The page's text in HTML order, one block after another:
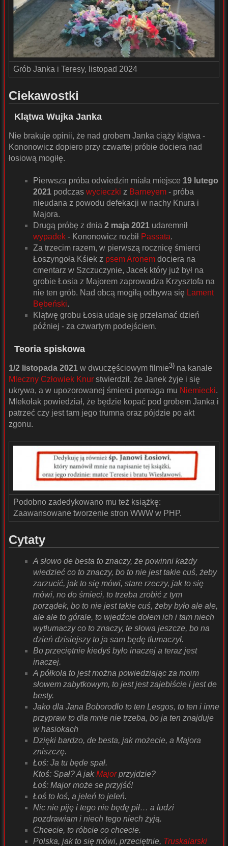
Grób Janka i Teresy, listopad 2024
Ciekawostki
Klątwa Wujka Janka
Nie brakuje opinii, że nad grobem Janka ciąży klątwa -
Kononowicz dopiero przy czwartej próbie dociera nad
łosiową mogiłę.
Pierwsza próba odwiedzin miała miejsce 19 lutego
2021 podczas wycieczki z Barneyem - próba
nieudana z powodu defekacji w nachy Knura i
Majora.
Drugą próbę z dnia 2 maja 2021 udaremnił
wypadek - Kononowicz rozbił Passata.
Za trzecim razem, w pierwszą rocznicę śmierci
Łoszyngoła Kśiek z psem Aronem dociera na
cmentarz w Szczuczynie, Jacek który już był na
grobie Łosia z Majorem zaprowadza Krzysztofa na
nie ten grób. Nad obcą mogiłą odbywa się Lament
Bębeński.
Klątwę grobu Łosia udaje się przełamać dzień
później - za czwartym podejściem.
Teoria spiskowa
1/2 listopada 2021 w dwuczęściowym filmie3) na kanale
Mleczny Człowiek Knur stwierdził, że Janek żyje i się
ukrywa, a w upozorowanej śmierci pomaga mu Niemiecki.
Mlekołak powiedział, że będzie kopać pod grobem Janka i
patrzeć czy jest tam jego trumna oraz pójdzie po akt
zgonu.
Podobno zadedykowano mu też książkę:
Zaawansowane tworzenie stron WWW w PHP.
Cytaty
A słowo de besta to znaczy, że powinni każdy
wiedzieć co to znaczy, bo to nie jest takie cuś, żeby
zarzucić, jak to się mówi, stare rzeczy, jak to się
mówi, no do śmieci, to trzeba zrobić z tym
porządek, bo to nie jest takie cuś, żeby było ale ale,
ale ale to górale, to wjedźcie dołem ich i tam niech
wytłumaczy co to znaczy, te słowa jeszcze, bo na
dzień dzisiejszy to ja sam będę tłumaczył.
Bo przeciętnie kiedyś było inaczej a teraz jest
inaczej.
A półkola to jest można powiedziając za moim
słowem zabytkowym, to jest jest zajebiście i jest de
besty.
Jako dla Jana Boborodło to ten Lesgos, to ten i inne
przypraw to dla mnie nie trzeba, bo ja ten znajduje
w hasiokach
Dzięki bardzo, de besta, jak możecie, a Majora
zniszczę.
Łoś: Ja tu będe spał.
Ktoś: Spał? A jakMajorprzyjdzie?
Łoś: Major może se przyjść!
Łoś to łoś, a jeleń to jeleń.
Nic nie piję i tego nie będę pił… a ludzi
pozdrawiam i niech tego niech żyją.
Chcecie, to róbcie co chcecie.
Polska, jak to się mówi, przeciętnie, Truskalarski